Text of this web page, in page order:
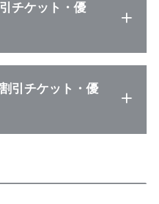
チケット・優
引チケット・優